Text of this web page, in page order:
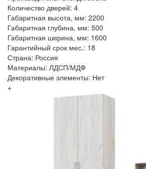
Количество дверей: 4
Габаритная высота, мм: 2200
Габаритная глубина, мм: 500
Габаритная ширина, мм: 1600
Гарантийный срок мес.: 18
Страна: Россия
Материалы: ЛДСП/МДФ
Декоративные элементы: Нет
+